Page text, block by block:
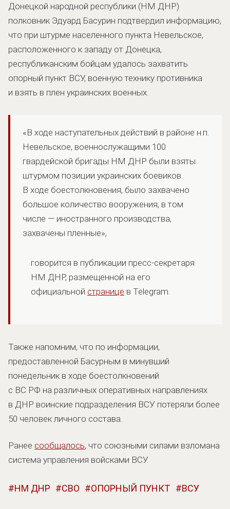
Донецкой народной республики (НМ ДНР)
полковник Эдуард Басурин подтвердил информацию,
что при штурме населенного пункта Невельское,
расположенного к западу от Донецка,
республиканским бойцам удалось захватить
опорный пункт ВСУ, военную технику противника
и взять в плен украинских военных.
«В ходе наступательных действий в районе н.п.
Невельское, военнослужащими 100
гвардейской бригады НМ ДНР были взяты
штурмом позиции украинских боевиков.
В ходе боестолкновения, было захвачено
большое количество вооружения, в том
числе — иностранного производства,
захвачены пленные»,
говорится в публикации пресс-секретаря
НМ ДНР, размещенной на его
официальной странице в Telegram.
Также напомним, что по информации,
предоставленной Басурным в минувший
понедельник в ходе боестолкновений
с ВС РФ на различных оперативных направлениях
в ДНР воинские подразделения ВСУ потеряли более
50 человек личного состава.
Ранее сообщалось, что союзными силами взломана
система управления войсками ВСУ.
НМ ДНР СВО ОПОРНЫЙ ПУНКТ ВСУ